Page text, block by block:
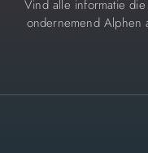
Vind alle informatie
ondernemend Alphen